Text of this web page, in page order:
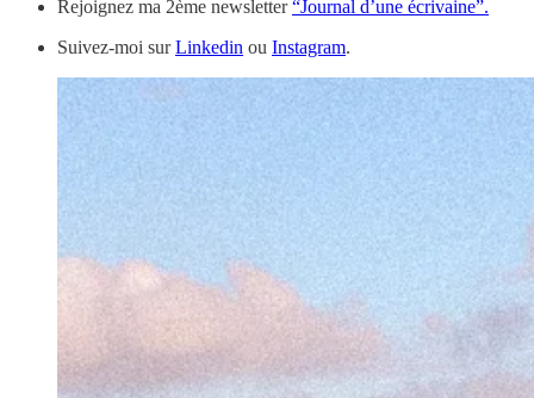
Rejoignez ma 2ème newsletter“Journal d’une écrivaine”.
Suivez-moi surLinkedin ou Instagram.